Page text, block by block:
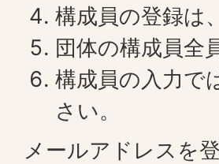
構成員の登録は
団体の構成員全
構成員の入力で
さい。
メールアドレスを